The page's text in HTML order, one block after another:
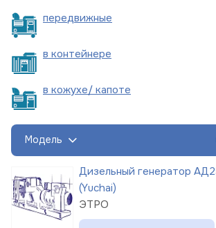
передвижные
в контейнере
в кожухе/ капоте
Модель
Дизельный генератор
(Yuchai)
ЭТРО